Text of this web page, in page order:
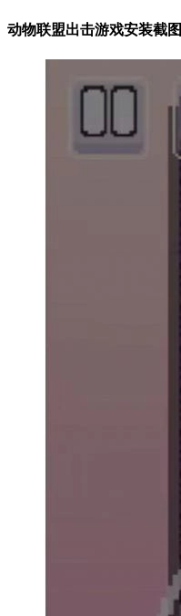
动物联盟出击游戏安装截图